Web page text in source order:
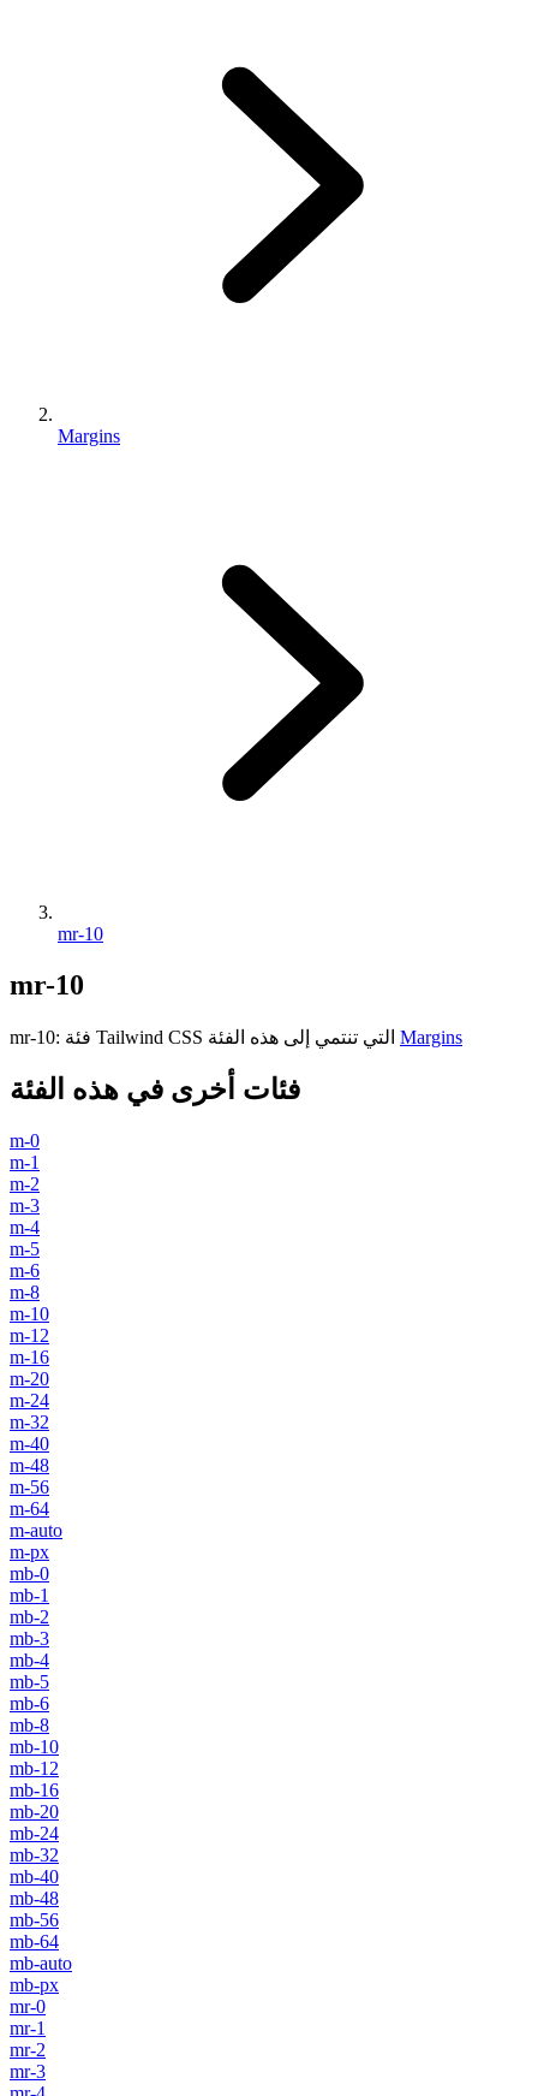
Margins
mr-10
mr-10
mr-10: فئة Tailwind CSS التي تنتمي إلى هذه الفئة Margins
فئات أخرى في هذه الفئة
m-0
m-1
m-2
m-3
m-4
m-5
m-6
m-8
m-10
m-12
m-16
m-20
m-24
m-32
m-40
m-48
m-56
m-64
m-auto
m-px
mb-0
mb-1
mb-2
mb-3
mb-4
mb-5
mb-6
mb-8
mb-10
mb-12
mb-16
mb-20
mb-24
mb-32
mb-40
mb-48
mb-56
mb-64
mb-auto
mb-px
mr-0
mr-1
mr-2
mr-3